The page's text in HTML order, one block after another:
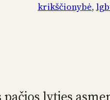
krikščionybė,